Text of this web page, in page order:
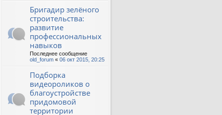
Бригадир зелёного
строительства:
развитие
профессиональных
навыков
Последнее сообщение
old_forum « 06 окт 2015, 20:25
Подборка
видеороликов о
благоустройстве
придомовой
территории